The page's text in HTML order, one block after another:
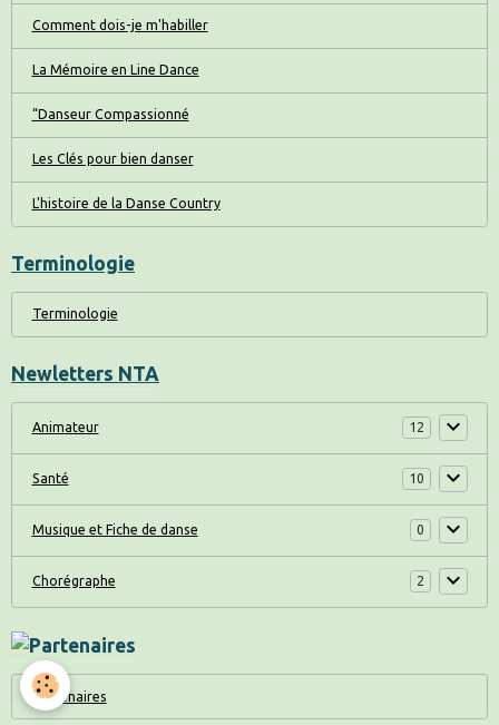
Comment dois-je m'habiller
La Mémoire en Line Dance
“Danseur Compassionné
Les Clés pour bien danser
L'histoire de la Danse Country
Terminologie
Terminologie
Newletters NTA
Animateur 12
Santé 10
Musique et Fiche de danse 0
Chorégraphe 2
Partenaires